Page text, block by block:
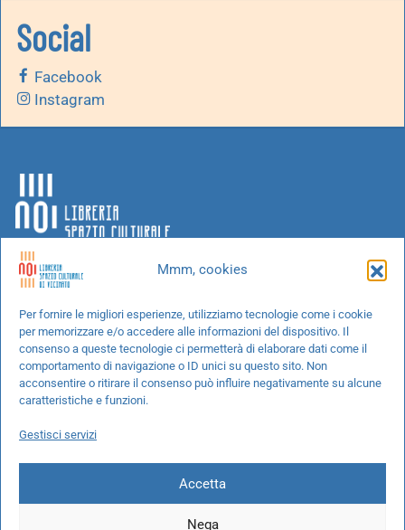
Mmm, cookies
Per fornire le migliori esperienze, utilizziamo tecnologie come i cookie
per memorizzare e/o accedere alle informazioni del dispositivo. Il
consenso a queste tecnologie ci permetterà di elaborare dati come il
comportamento di navigazione o ID unici su questo sito. Non
acconsentire o ritirare il consenso può influire negativamente su alcune
caratteristiche e funzioni.
Gestisci servizi
Accetta
Nega
Social
Facebook
Instagram
Chi siamo
Progetti speciali
Richiedi un libro
Spedizioni
Cookie Policy